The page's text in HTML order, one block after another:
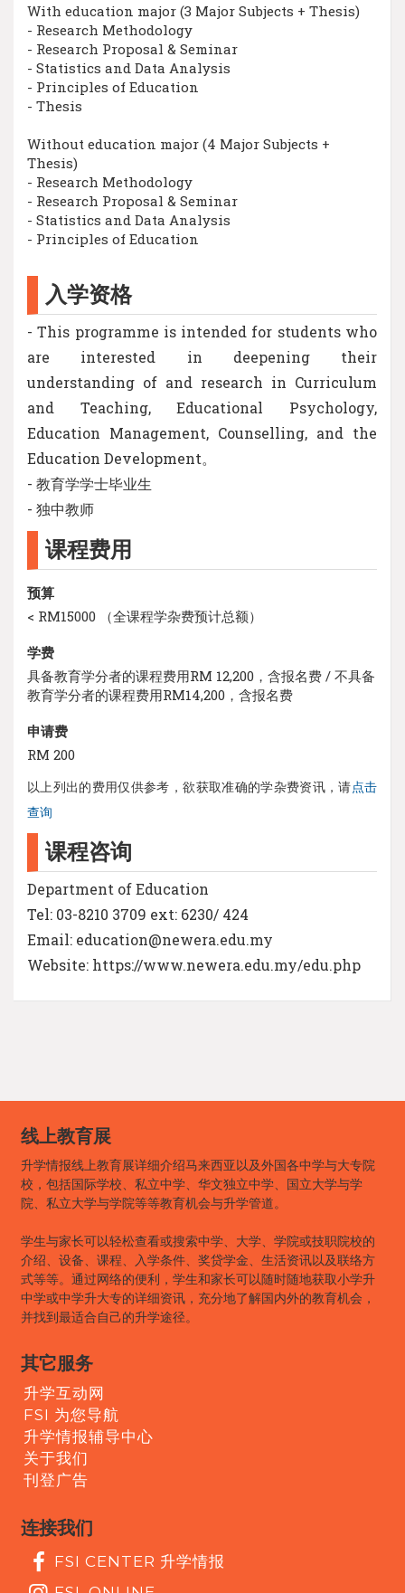
With education major (3 Major Subjects + Thesis)
- Research Methodology
- Research Proposal & Seminar
- Statistics and Data Analysis
- Principles of Education
- Thesis
Without education major (4 Major Subjects +
Thesis)
- Research Methodology
- Research Proposal & Seminar
- Statistics and Data Analysis
- Principles of Education
入学资格
- This programme is intended for students who
are interested in deepening their
understanding of and research in Curriculum
and Teaching, Educational Psychology,
Education Management, Counselling, and the
Education Development。
- 教育学学士毕业生
- 独中教师
课程费用
预算
< RM15000 （全课程学杂费预计总额）
学费
具备教育学分者的课程费用RM 12,200，含报名费 / 不具备
教育学分者的课程费用RM14,200，含报名费
申请费
RM 200
以上列出的费用仅供参考，欲获取准确的学杂费资讯，请点击
查询
课程咨询
Department of Education
Tel: 03-8210 3709 ext: 6230/ 424
Email: education@newera.edu.my
Website: https://www.newera.edu.my/edu.php
线上教育展
升学情报线上教育展详细介绍马来西亚以及外国各中学与大专院
校，包括国际学校、私立中学、华文独立中学、国立大学与学
院、私立大学与学院等等教育机会与升学管道。
学生与家长可以轻松查看或搜索中学、大学、学院或技职院校的
介绍、设备、课程、入学条件、奖贷学金、生活资讯以及联络方
式等等。通过网络的便利，学生和家长可以随时随地获取小学升
中学或中学升大专的详细资讯，充分地了解国内外的教育机会，
并找到最适合自己的升学途径。
其它服务
升学互动网
FSI 为您导航
升学情报辅导中心
关于我们
刊登广告
连接我们
FSI CENTER 升学情报